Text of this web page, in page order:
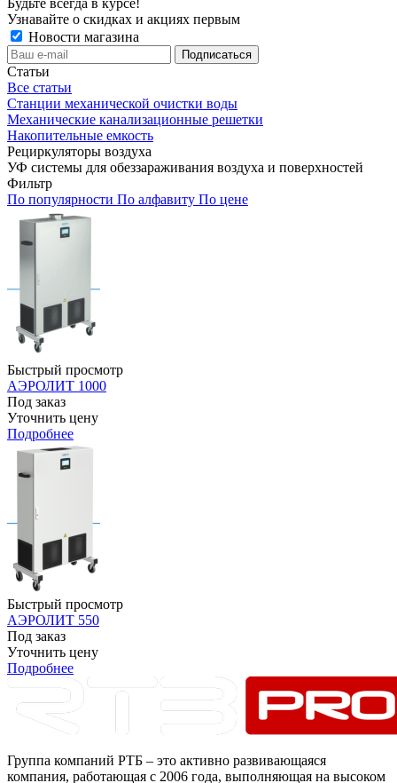
Узнавайте о скидках и акциях первым
Новости магазина
Статьи
Все статьи
Станции механической очистки воды
Механические канализационные решетки
Накопительные емкость
Рециркуляторы воздуха
УФ системы для обеззараживания воздуха и поверхностей
Фильтр
По популярности По алфавиту По цене
Быстрый просмотр
АЭРОЛИТ 1000
Под заказ
Уточнить цену
Подробнее
Быстрый просмотр
АЭРОЛИТ 550
Под заказ
Уточнить цену
Подробнее
Группа компаний РТБ – это активно развивающаяся
компания, работающая с 2006 года, выполняющая на высоком